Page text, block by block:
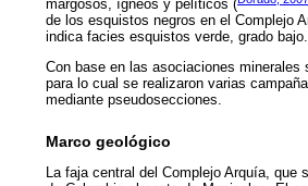
margosos, ígneos y pelíticos (
de los esquistos negros en el Complejo
indica facies esquistos verde, grado bajo.
Con base en las asociaciones
para lo cual se realizaron varias
mediante pseudosecciones.
Marco geológico
La faja central del Complejo Arquía, que